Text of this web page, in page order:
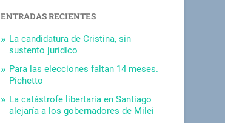
ENTRADAS RECIENTES
La candidatura de Cristina, sin
sustento jurídico
Para las elecciones faltan 14 meses.
Pichetto
La catástrofe libertaria en Santiago
alejaría a los gobernadores de Milei